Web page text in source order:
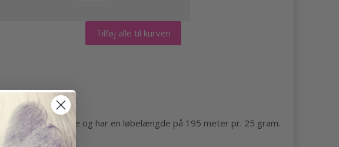
Tilføj alle til kurven
og 24 % silke og har en løbelængde på 195 meter pr. 25 gram.